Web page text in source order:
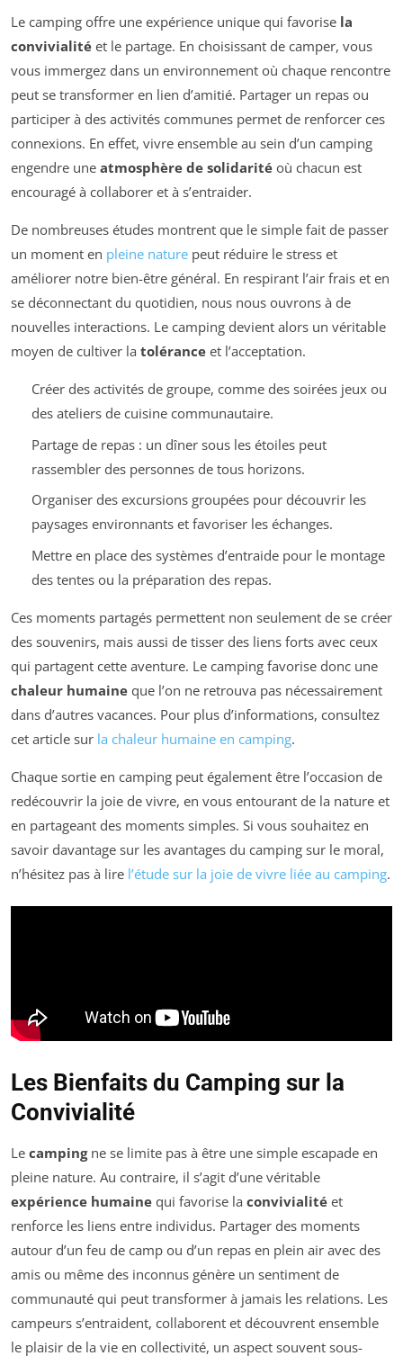
Le camping offre une expérience unique qui favorise la
convivialité et le partage. En choisissant de camper, vous
vous immergez dans un environnement où chaque rencontre
peut se transformer en lien d’amitié. Partager un repas ou
participer à des activités communes permet de renforcer ces
connexions. En effet, vivre ensemble au sein d’un camping
engendre une atmosphère de solidarité où chacun est
encouragé à collaborer et à s’entraider.
De nombreuses études montrent que le simple fait de passer
un moment en pleine nature peut réduire le stress et
améliorer notre bien-être général. En respirant l’air frais et en
se déconnectant du quotidien, nous nous ouvrons à de
nouvelles interactions. Le camping devient alors un véritable
moyen de cultiver la tolérance et l’acceptation.
Créer des activités de groupe, comme des soirées jeux ou
des ateliers de cuisine communautaire.
Partage de repas : un dîner sous les étoiles peut
rassembler des personnes de tous horizons.
Organiser des excursions groupées pour découvrir les
paysages environnants et favoriser les échanges.
Mettre en place des systèmes d’entraide pour le montage
des tentes ou la préparation des repas.
Ces moments partagés permettent non seulement de se créer
des souvenirs, mais aussi de tisser des liens forts avec ceux
qui partagent cette aventure. Le camping favorise donc une
chaleur humaine que l’on ne retrouva pas nécessairement
dans d’autres vacances. Pour plus d’informations, consultez
cet article sur la chaleur humaine en camping.
Chaque sortie en camping peut également être l’occasion de
redécouvrir la joie de vivre, en vous entourant de la nature et
en partageant des moments simples. Si vous souhaitez en
savoir davantage sur les avantages du camping sur le moral,
n’hésitez pas à lire l’étude sur la joie de vivre liée au camping.
Les Bienfaits du Camping sur la
Convivialité
Le campingne se limite pas à être une simple escapade en
pleine nature. Au contraire, il s’agit d’une véritable
expérience humaine qui favorise la convivialité et
renforce les liens entre individus. Partager des moments
autour d’un feu de camp ou d’un repas en plein air avec des
amis ou même des inconnus génère un sentiment de
communauté qui peut transformer à jamais les relations. Les
campeurs s’entraident, collaborent et découvrent ensemble
le plaisir de la vie en collectivité, un aspect souvent sous-